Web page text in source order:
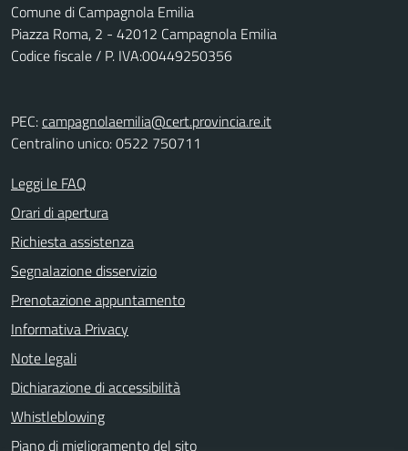
Comune di Campagnola Emilia
Piazza Roma, 2 - 42012 Campagnola Emilia
Codice fiscale / P. IVA:00449250356
PEC:campagnolaemilia@cert.provincia.re.it
Centralino unico: 0522 750711
Leggi le FAQ
Orari di apertura
Richiesta assistenza
Segnalazione disservizio
Prenotazione appuntamento
Informativa Privacy
Note legali
Dichiarazione di accessibilità
Whistleblowing
Piano di miglioramento del sito